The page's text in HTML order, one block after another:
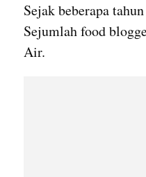
Sejak beberapa
Sejumlah food
Air.